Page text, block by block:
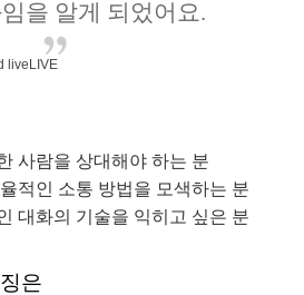
liveLIVE
을 알게 되었어요.
사람을 상대해야 하는 분
적인 소통 방법을 모색하는 분
대화의 기술을 익히고 싶은 분
은